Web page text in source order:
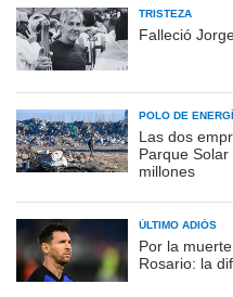
TRISTEZA
Falleció
POLO DE
Las dos
Parque
millones
ÚLTIMO ADIÓS
Por la
Rosario: la